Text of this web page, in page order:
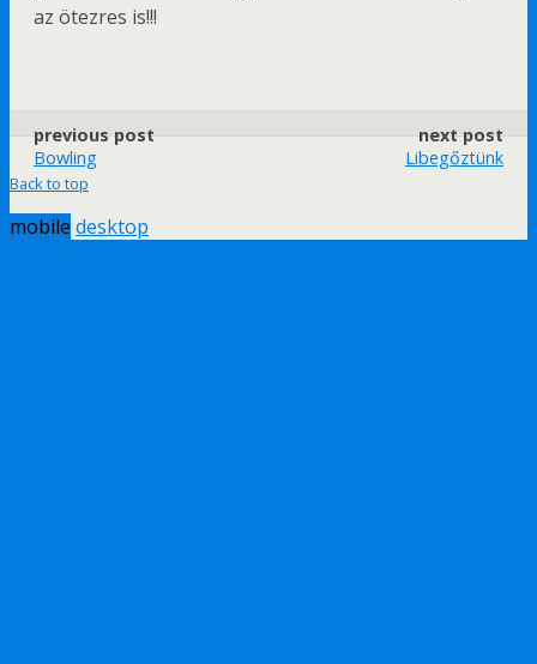
az ötezres is!!!
previous post
Bowling
next post
Libegőztünk
Back to top
mobile desktop